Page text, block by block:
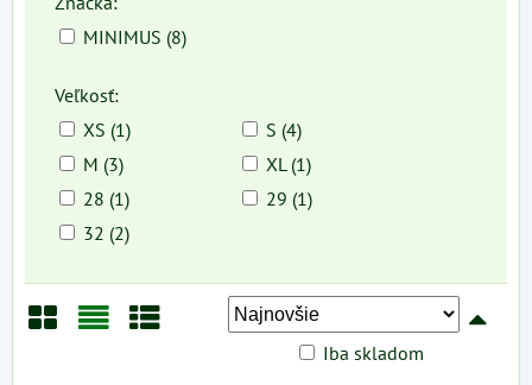
MINIMUS (8)
Veľkosť:
XS (1)
S (4)
M (3)
XL (1)
28 (1)
29 (1)
32 (2)
Iba skladom